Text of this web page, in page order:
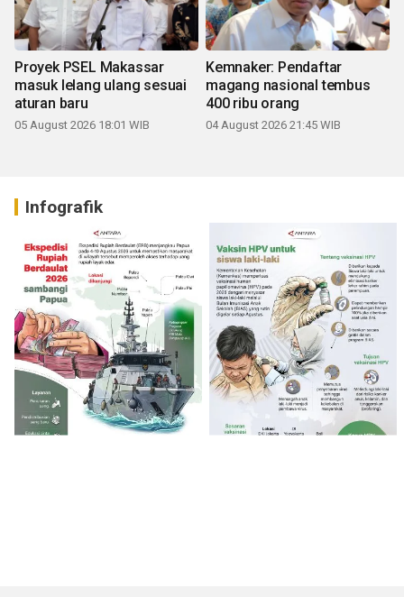
Proyek PSEL Makassar
masuk lelang ulang sesuai
aturan baru
05 August 2026 18:01 WIB
Kemnaker: Pendaftar
magang nasional tembus
400 ribu orang
04 August 2026 21:45 WIB
Infografik